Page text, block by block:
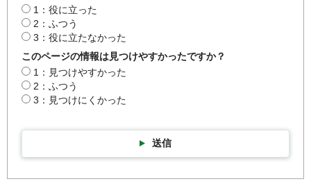
1：役に立った
2：ふつう
3：役に立たなかった
このページの情報は見つけやすかったですか？
1：見つけやすかった
2：ふつう
3：見つけにくかった
送信